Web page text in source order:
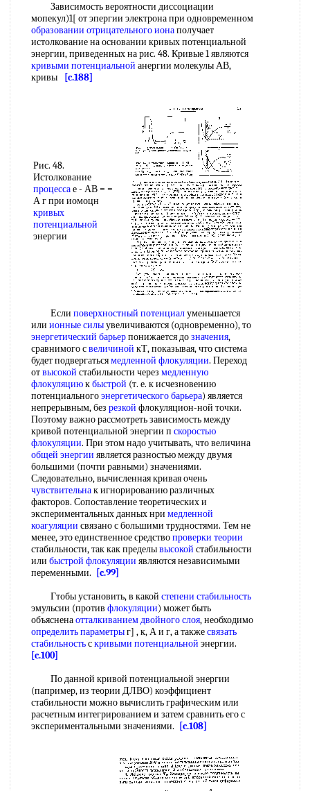
Зависимость вероятности диссоциации
мопекул)1[ от эпергии электрона при одновременном
образовании отрицательного ионаполучает
истолкование на основании кривых потенциальной
энергии, приведенных на рис. 48. Кривые 1 являются
кривыми потенциальной анергии молекулы АВ,
кривы
[c.188]
Рис. 48.
Истолкование
процессае - АВ = =
А г при иомоцн
кривых
потенциальной
энергии
Если поверхностный потенциалуменьшается
или ионные силыувеличиваются (одновременно), то
энергетический барьерпонижается дозначения,
сравнимого свеличиной кТ, показывая, что система
будет подвергатьсямедленной флокуляции. Переход
отвысокой стабильности через медленную
флокуляциюкбыстрой (т. е. к исчезновению
потенциальногоэнергетического барьера) является
непрерывным, без резкой флокуляцион-ной точки.
Поэтому важно рассмотреть зависимость между
кривой потенциальной энергии п скоростью
флокуляции. При этом надо учитывать, что величина
общей энергии является разностью между двумя
большими (почти равными) значениями.
Следовательно, вычисленная кривая очень
чувствительнак игнорированию различных
факторов. Сопоставление теоретических и
экспериментальных данных нри медленной
коагуляции связано с большими трудностями. Тем не
менее, это единственное средствопроверки теории
стабильности, так как пределывысокой стабильности
или быстрой флокуляции являются независимыми
переменными.
[c.99]
Гтобы установить, в какой степени стабильность
эмульсии (против флокуляции) может быть
объясненаотталкиванием двойного слоя, необходимо
определить параметрыг] , к, А и г, а такжесвязать
стабильностьскривыми потенциальной энергии.
[c.100]
По данной кривой потенциальной энергии
(папример, из теории ДЛВО) коэффициент
стабильности можно вычислить графическим или
расчетным интегрированием и затем сравнить его с
экспериментальными значениями.
[c.108]